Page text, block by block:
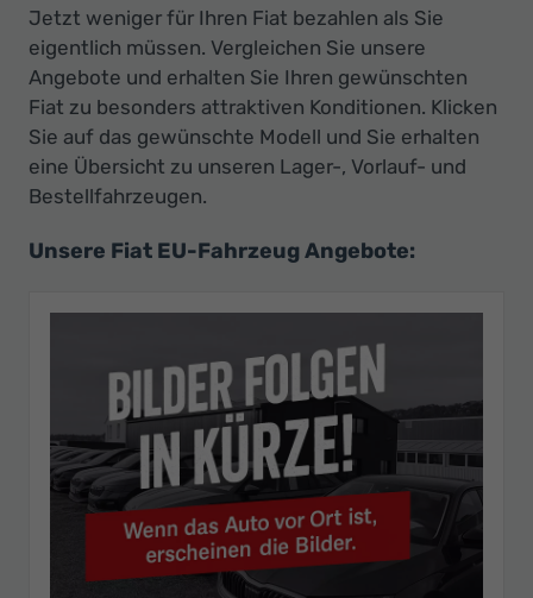
Jetzt weniger für Ihren Fiat bezahlen als Sie
eigentlich müssen. Vergleichen Sie unsere
Angebote und erhalten Sie Ihren gewünschten
Fiat zu besonders attraktiven Konditionen. Klicken
Sie auf das gewünschte Modell und Sie erhalten
eine Übersicht zu unseren Lager-, Vorlauf- und
Bestellfahrzeugen.
Unsere Fiat EU-Fahrzeug Angebote: